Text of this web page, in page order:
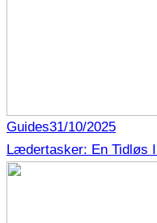
Guides31/10/2025
Lædertasker: En Tidløs